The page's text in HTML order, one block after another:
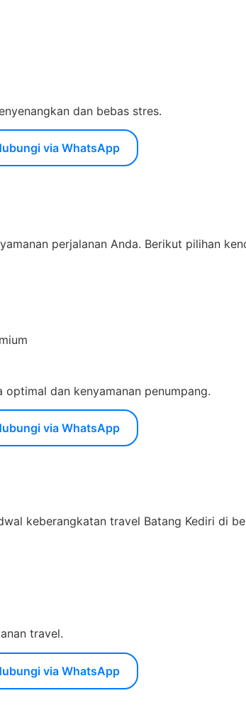
dan bebas stres.
via WhatsApp
perjalanan Anda. Berikut pilihan
dan kenyamanan penumpang.
via WhatsApp
keberangkatan travel Batang Kediri di
travel.
via WhatsApp